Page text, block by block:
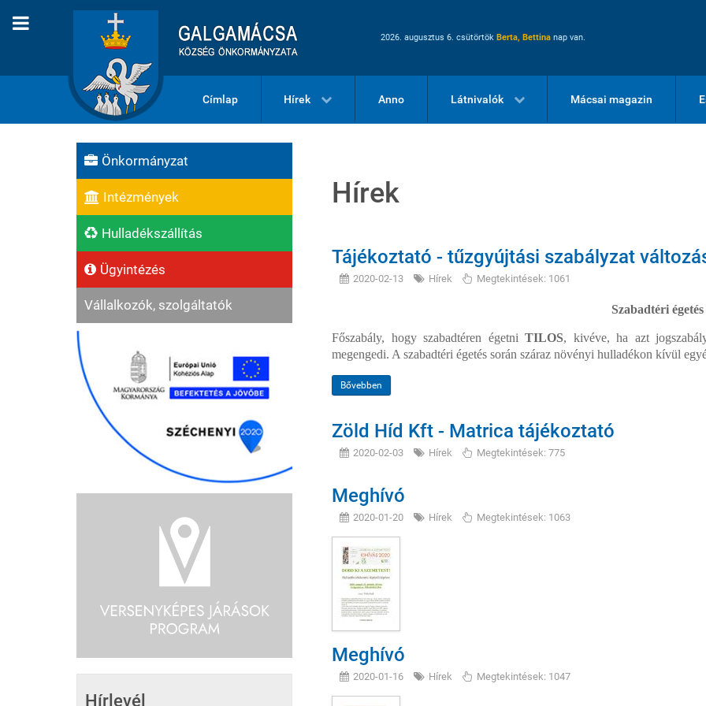
2026. augusztus 6. csütörtök Berta, Bettina nap van.
Címlap Hírek Anno Látnivalók Mácsai magazin
Önkormányzat
Intézmények
Hulladékszállítás
Ügyintézés
Vállalkozók, szolgáltatók
Hírlevél
Hírek
Tájékoztató - tűzgyújtási szabályzat
2020-02-13 Hírek Megtekintések: 1061
Szabadtéri égetés
Főszabály, hogy szabadtéren égetni TILOS, kivéve, ha azt
megengedi. A szabadtéri égetés során száraz növényi hulladékon kívül
Bővebben
Zöld Híd Kft - Matrica tájékoztató
2020-02-03 Hírek Megtekintések: 775
Meghívó
2020-01-20 Hírek Megtekintések: 1063
Meghívó
2020-01-16 Hírek Megtekintések: 1047